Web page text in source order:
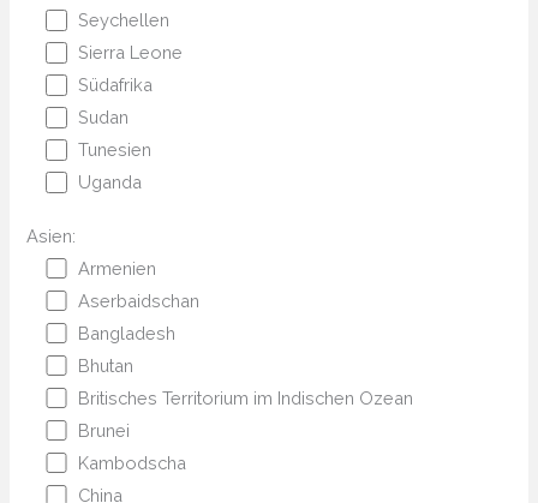
Seychellen
Sierra Leone
Südafrika
Sudan
Tunesien
Uganda
Asien:
Armenien
Aserbaidschan
Bangladesh
Bhutan
Britisches Territorium im Indischen Ozean
Brunei
Kambodscha
China